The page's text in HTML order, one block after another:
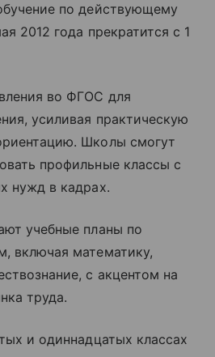
по действующему
2012 года прекратится с 1
во ФГОС для
усиливая практическую
Школы смогут
профильные классы с
нужд в кадрах.​
учебные планы по
включая математику,
с акцентом на
труда.
и одиннадцатых классах